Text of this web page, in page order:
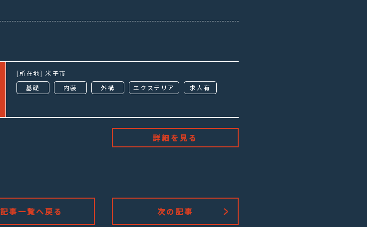
[所在地] 米子市
基礎
内装 外構 エクステリア 求人有
詳細を見る
記事一覧へ戻る 次の記事 く